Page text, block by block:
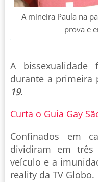
A mineira Paula na
prova e
A bissexualidade
durante a primeira
19.
Curta o Guia Gay
Confinados em
dividiram em três
veículo e a
reality da TV Globo.